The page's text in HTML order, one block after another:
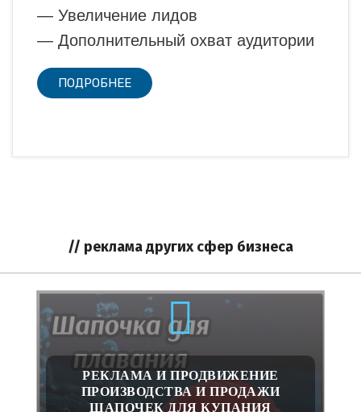
— Увеличение лидов
— Дополнительный охват аудитории
ПОДРОБНЕЕ
// реклама других сфер бизнеса
РЕКЛАМА И ПРОДВИЖЕНИЕ
ПРОИЗВОДСТВА И ПРОДАЖИ
ШАПОЧЕК ДЛЯ КУПАНИЯ